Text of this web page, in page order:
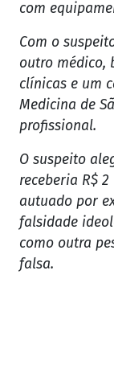
com
Com o
outro médico,
clínicas e um
Medicina de
profissional.
O suspeito
receberia R$
autuado por
falsidade
como outra
falsa.